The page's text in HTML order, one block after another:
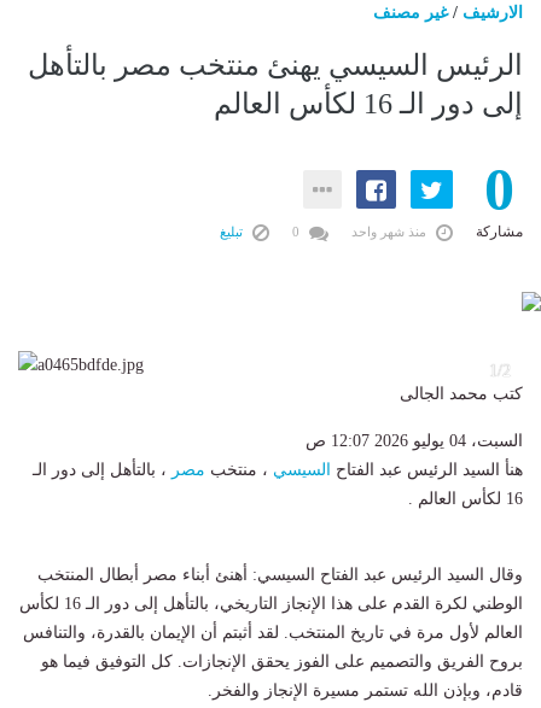
الارشيف /غير مصنف
الرئيس السيسي يهنئ منتخب مصر بالتأهل
إلى دور الـ 16 لكأس العالم
0
مشاركة منذ شهر واحد تبليغ
1/2
كتب محمد الجالى
السبت، 04 يوليو 2026 12:07 ص
هنأ السيد الرئيس عبد الفتاح
السيسي ، منتخب مصر ، بالتأهل إلى دور الـ
16 لكأس العالم .
وقال السيد الرئيس عبد الفتاح السيسي: أهنئ أبناء مصر أبطال المنتخب
الوطني لكرة القدم على هذا الإنجاز التاريخي، بالتأهل إلى دور الـ 16 لكأس
العالم لأول مرة في تاريخ المنتخب. لقد أثبتم أن الإيمان بالقدرة، والتنافس
بروح الفريق والتصميم على الفوز يحقق الإنجازات. كل التوفيق فيما هو
قادم، وبإذن الله تستمر مسيرة الإنجاز والفخر.